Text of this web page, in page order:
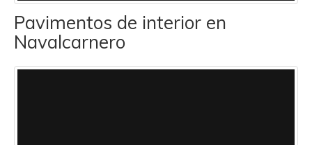
Pavimentos de interior en
Navalcarnero